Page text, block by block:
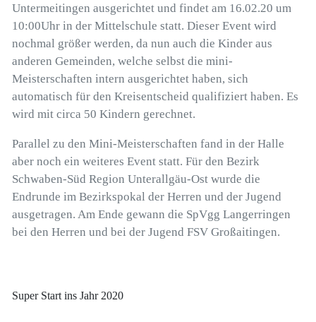
Untermeitingen ausgerichtet und findet am 16.02.20 um
10:00Uhr in der Mittelschule statt. Dieser Event wird
nochmal größer werden, da nun auch die Kinder aus
anderen Gemeinden, welche selbst die mini-
Meisterschaften intern ausgerichtet haben, sich
automatisch für den Kreisentscheid qualifiziert haben. Es
wird mit circa 50 Kindern gerechnet.
Parallel zu den Mini-Meisterschaften fand in der Halle
aber noch ein weiteres Event statt. Für den Bezirk
Schwaben-Süd Region Unterallgäu-Ost wurde die
Endrunde im Bezirkspokal der Herren und der Jugend
ausgetragen. Am Ende gewann die SpVgg Langerringen
bei den Herren und bei der Jugend FSV Großaitingen.
Super Start ins Jahr 2020